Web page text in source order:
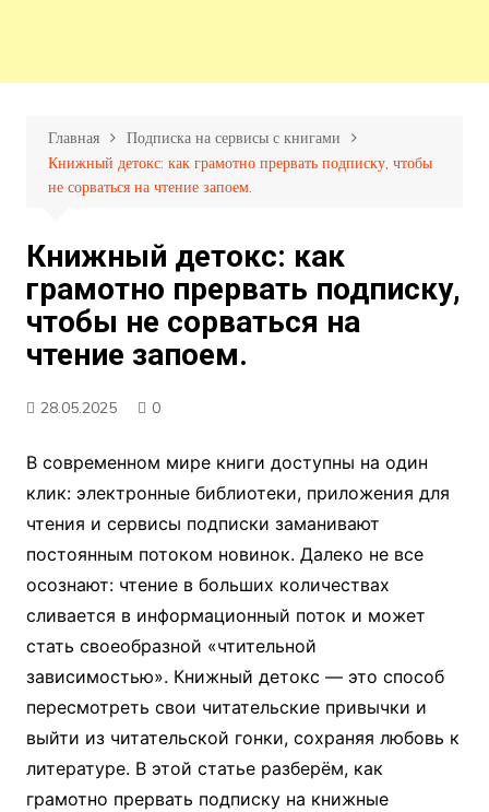
Главная
Подписка на сервисы с книгами
Книжный детокс: как грамотно прервать подписку, чтобы
не сорваться на чтение запоем.
Книжный детокс: как
грамотно прервать подписку,
чтобы не сорваться на
чтение запоем.
28.05.2025 0
В современном мире книги доступны на один
клик: электронные библиотеки, приложения для
чтения и сервисы подписки заманивают
постоянным потоком новинок. Далеко не все
осознают: чтение в больших количествах
сливается в информационный поток и может
стать своеобразной «чтительной
зависимостью». Книжный детокс — это способ
пересмотреть свои читательские привычки и
выйти из читательской гонки, сохраняя любовь к
литературе. В этой статье разберём, как
грамотно прервать подписку на книжные